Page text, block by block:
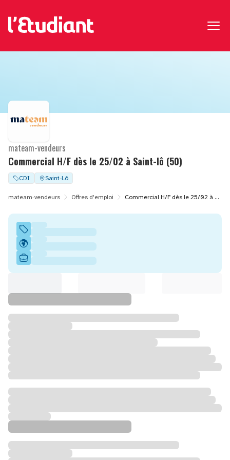
Commercial H/F dès le 25/02 à Saint-lô (50)
mateam-vendeurs
CDI Saint-Lô
mateam-vendeurs Offres d'emploi Commercial H/F dès le 25/02 à Saint-lô (50)